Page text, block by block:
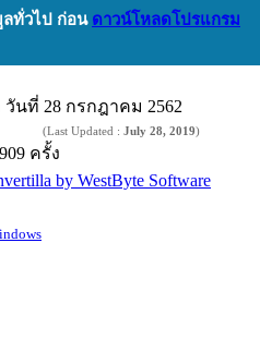
ทั่วไป ก่อน ดาวน์โหลดโปรแกรม
วันที่ 28 กรกฎาคม 2562
(Last Updated : July 28, 2019)
ครั้ง
by WestByte Software